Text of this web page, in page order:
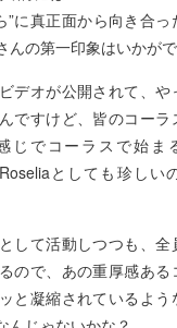
”に真正面から向き合
んの第一印象はいかが
デオが公開されて、や
ですけど、皆のコー
じでコーラスで始ま
としても珍しい
して活動しつつも、全
ので、あの重厚感あ
と凝縮されているよ